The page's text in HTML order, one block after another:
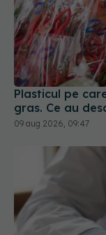
Plasticul pe
gras. Ce au
09 aug 2026, 09:47